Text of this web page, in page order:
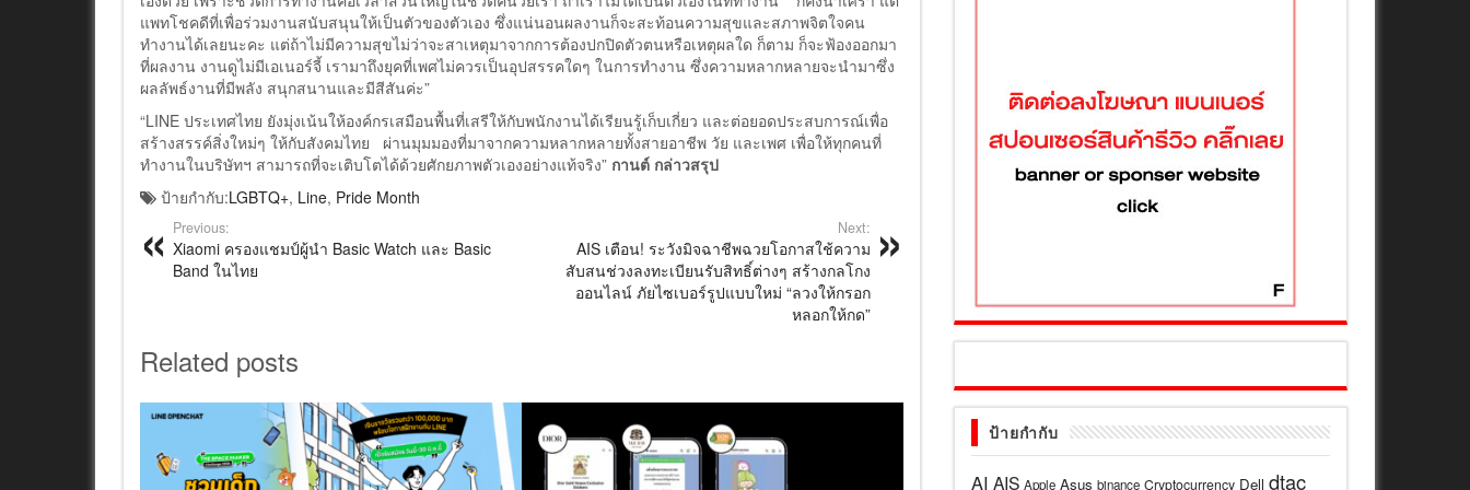
แพทโชคดีที่เพื่อร่วมงานสนับสนุนให้เป็นตัวของตัวเอง ซึ่งแน่นอนผลงานก็จะสะท้อนความสุขและสภาพจิตใจคน
ทำงานได้เลยนะคะ แต่ถ้าไม่มีความสุขไม่ว่าจะสาเหตุมาจากการต้องปกปิดตัวตนหรือเหตุผลใด ก็ตาม ก็จะฟ้องออกมา
ที่ผลงาน งานดูไม่มีเอเนอร์จี้ เรามาถึงยุคที่เพศไม่ควรเป็นอุปสรรคใดๆ ในการทำงาน ซึ่งความหลากหลายจะนำมาซึ่ง
ผลลัพธ์งานที่มีพลัง สนุกสนานและมีสีสันค่ะ”
“LINE ประเทศไทย ยังมุ่งเน้นให้องค์กรเสมือนพื้นที่เสรีให้กับพนักงานได้เรียนรู้เก็บเกี่ยว และต่อยอดประสบการณ์เพื่อ
สร้างสรรค์สิ่งใหม่ๆ ให้กับสังคมไทย ผ่านมุมมองที่มาจากความหลากหลายทั้งสายอาชีพ วัย และเพศ เพื่อให้ทุกคนที่
ทำงานในบริษัทฯ สามารถที่จะเติบโตได้ด้วยศักยภาพตัวเองอย่างแท้จริง” กานต์ กล่าวสรุป
ป้ายกำกับ:LGBTQ+, Line, Pride Month
Previous:
Xiaomi ครองแชมป์ผู้นำ Basic Watch และ Basic
Band ในไทย
Next:
AIS เตือน! ระวังมิจฉาชีพฉวยโอกาสใช้ความ
สับสนช่วงลงทะเบียนรับสิทธิ์ต่างๆ สร้างกลโกง
ออนไลน์ ภัยไซเบอร์รูปแบบใหม่ “ลวงให้กรอก
หลอกให้กด”
Related posts
ป้ายกำกับ
AI AIS Apple Asus binance Cryptocurrency Dell dtac